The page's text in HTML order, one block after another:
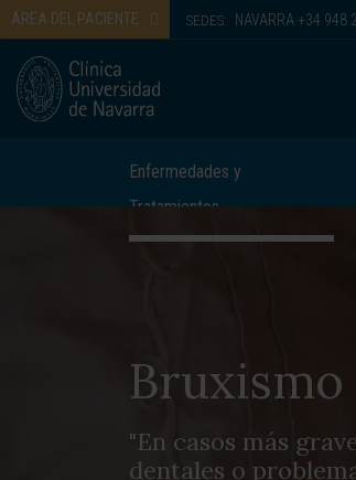
ÁREA DEL PACIENTE SEDES: NAVARRA +34 948
Enfermedades y
Tratamientos
Bruxismo
"En casos más
dentales o